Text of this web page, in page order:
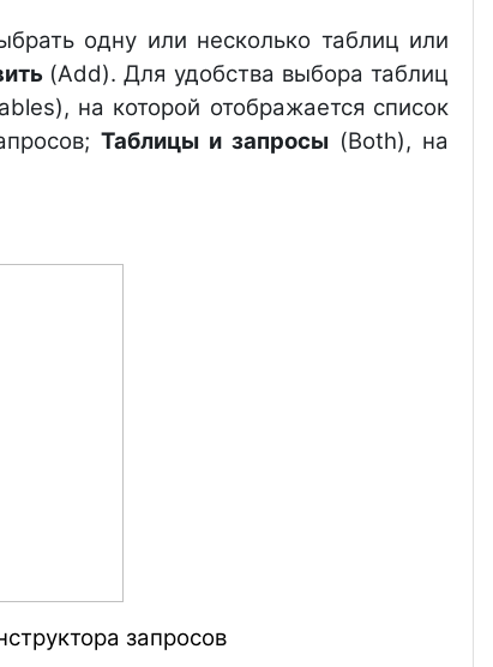
одну или несколько таблиц или
(Add). Для удобства выбора таблиц
на которой отображается список
Таблицы и запросы (Both), на
запросов